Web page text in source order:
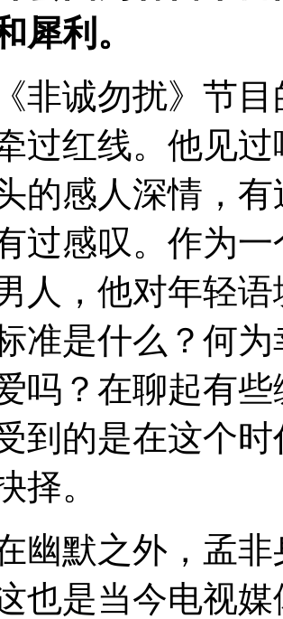
犀利。
非诚勿扰》节
过红线。他见
的感人深情，
过感叹。作为
人，他对年轻
准是什么？何
吗？在聊起有
到的是在这个
择。
幽默之外，孟
也是当今电视